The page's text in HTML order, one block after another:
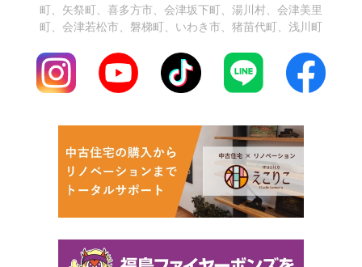
町、矢祭町、喜多方市、会津坂下町、湯川村、会津美里
町、会津若松市、磐梯町、いわき市、猪苗代町、浅川町